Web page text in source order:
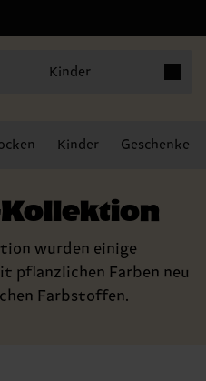
Kinder
Kinder Geschenke
wurden einige
pflanzlichen Farben neu
Farbstoffen.